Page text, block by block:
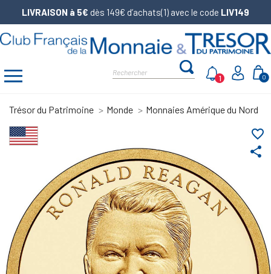
LIVRAISON à 5€ dès 149€ d’achats(1) avec le code LIV149
0
1
Trésor du Patrimoine Monde Monnaies Amérique du Nord
share
favorite_border